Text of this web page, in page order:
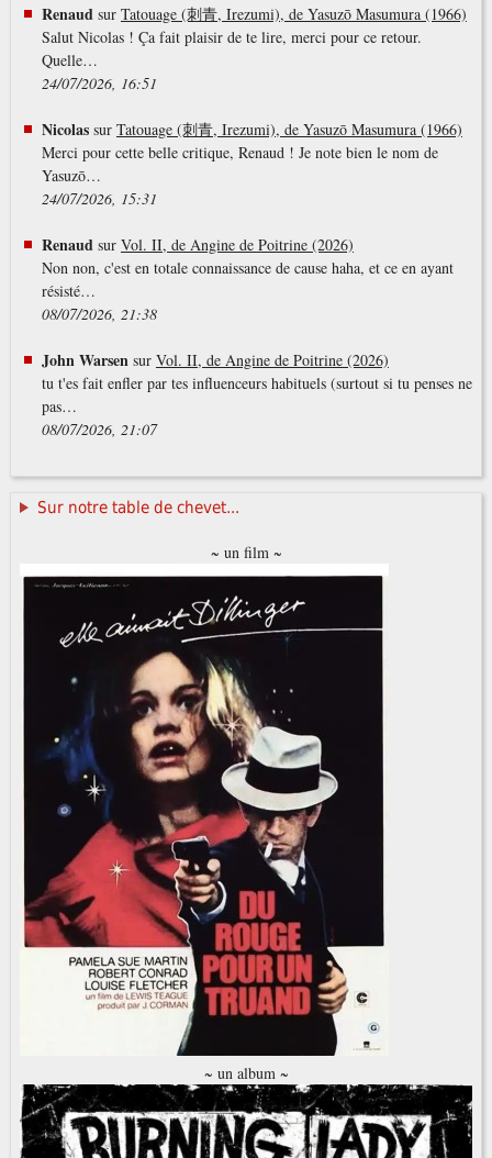
Renaud sur Tatouage (刺青, Irezumi), de Yasuzō Masumura (1966)
Salut Nicolas ! Ça fait plaisir de te lire, merci pour ce retour.
Quelle…
24/07/2026, 16:51
Nicolassur Tatouage (刺青, Irezumi), de Yasuzō Masumura (1966)
Merci pour cette belle critique, Renaud ! Je note bien le nom de
Yasuzō…
24/07/2026, 15:31
Renaud sur Vol. II, de Angine de Poitrine (2026)
Non non, c'est en totale connaissance de cause haha, et ce en ayant
résisté…
08/07/2026, 21:38
John Warsen sur Vol. II, de Angine de Poitrine (2026)
tu t'es fait enfler par tes influenceurs habituels (surtout si tu penses ne
pas…
08/07/2026, 21:07
Sur notre table de chevet...
~ un film ~
~ un album ~